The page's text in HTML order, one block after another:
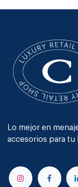
Lo mejor en
accesorios para tu